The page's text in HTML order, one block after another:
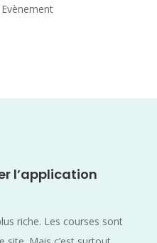
l’application
riche. Les courses sont